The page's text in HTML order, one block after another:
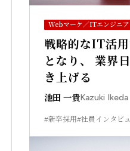
Webマーケ／ITエンジニア
戦略的なIT活
となり、 業界
き上げる
池田 一貴Kazuki Ikeda
#新卒採用#社員インタビ